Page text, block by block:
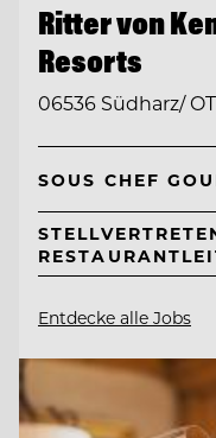
Ritter von
Resorts
06536 Südharz/
SOUS CHEF
Entdecke alle Jobs